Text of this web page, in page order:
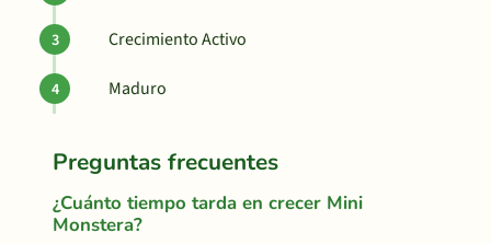
Crecimiento Activo
Maduro
Preguntas frecuentes
¿Cuánto tiempo tarda en crecer Mini
Monstera?